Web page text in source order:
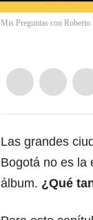
Mis Preguntas con Roberto
Las grandes
Bogotá no es la
álbum. ¿Qué